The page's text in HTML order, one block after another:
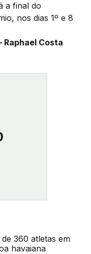
a final do
nos dias 1º e 8
Raphael Costa
360 atletas em
havaiana